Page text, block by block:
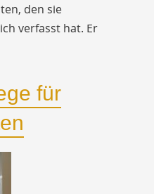
den sie
verfasst hat. Er
für